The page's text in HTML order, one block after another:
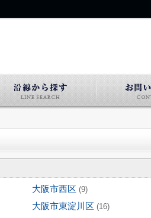
大阪市西区 (9)
大阪市東淀川区 (16)